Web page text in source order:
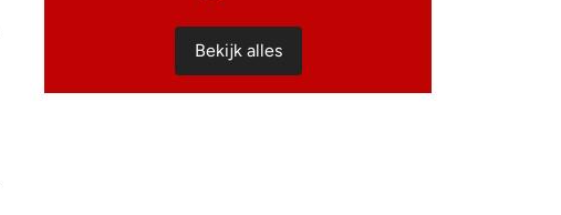
Bekijk alles